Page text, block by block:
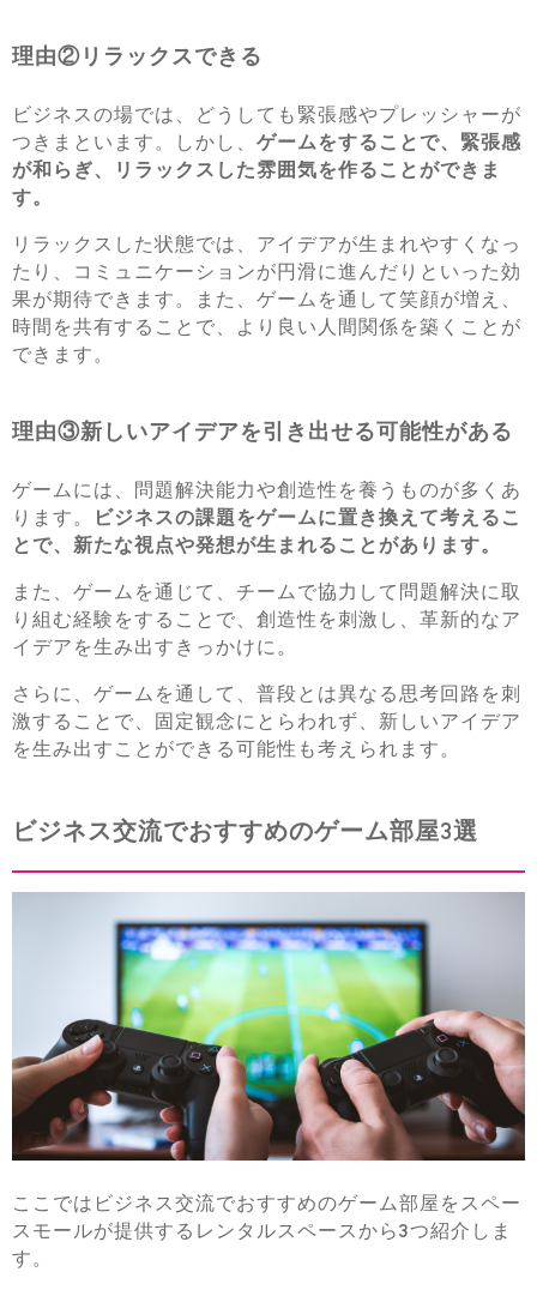
理由②リラックスできる
ビジネスの場では、どうしても緊張感やプレッシャーが
つきまといます。しかし、 ゲームをすることで、緊張感
が和らぎ、リラックスした雰囲気を作ることができま
す。
リラックスした状態では、アイデアが生まれやすくなっ
たり、コミュニケーションが円滑に進んだりといった効
果が期待できます。また、ゲームを通して笑顔が増え、
時間を共有することで、より良い人間関係を築くことが
できます。
理由③新しいアイデアを引き出せる可能性がある
ゲームには、問題解決能力や創造性を養うものが多くあ
ります。
ビジネスの課題をゲームに置き換えて考えるこ
とで、新たな視点や発想が生まれることがあります。
また、ゲームを通じて、チームで協力して問題解決に取
り組む経験をすることで、創造性を刺激し、革新的なア
イデアを生み出すきっかけに。
さらに、ゲームを通して、普段とは異なる思考回路を刺
激することで、固定観念にとらわれず、新しいアイデア
を生み出すことができる可能性も考えられます。
ビジネス交流でおすすめのゲーム部屋3選
ここではビジネス交流でおすすめのゲーム部屋をスペー
スモールが提供するレンタルスペースから3つ紹介しま
す。